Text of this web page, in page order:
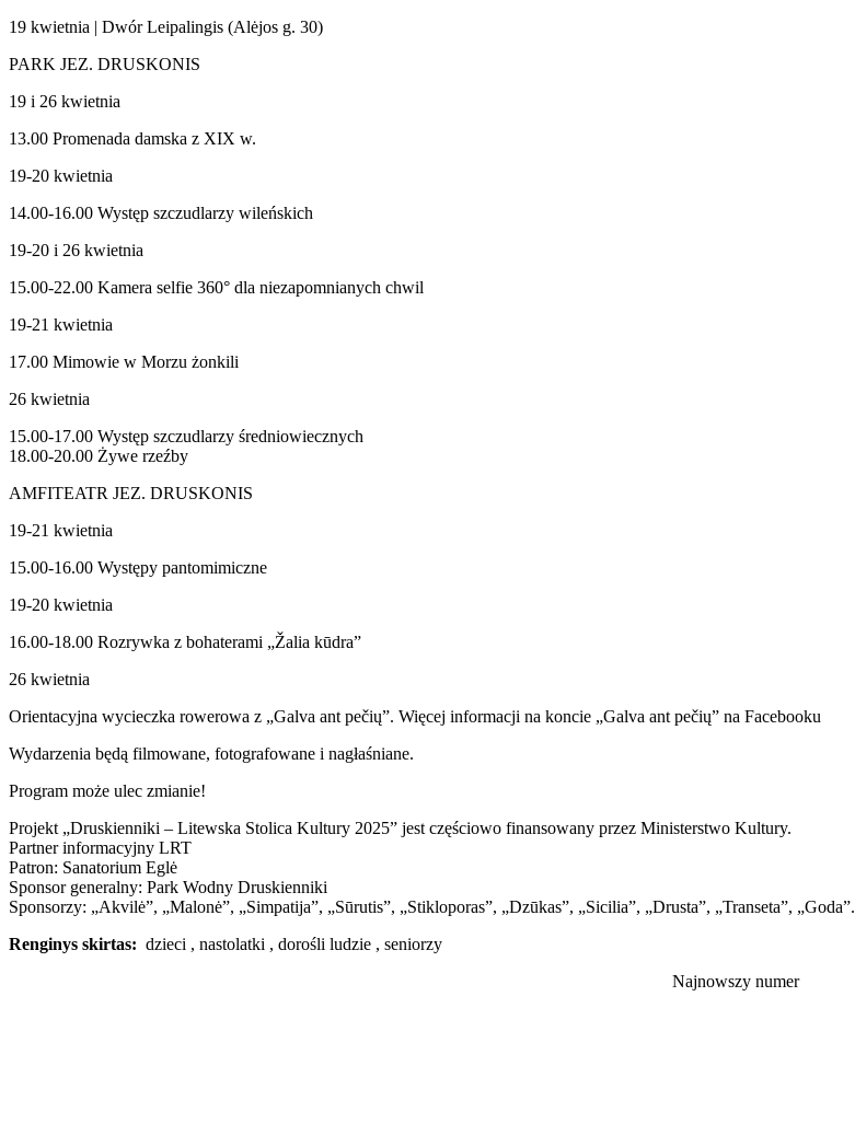
19 kwietnia | Dwór Leipalingis (Alėjos g. 30)
PARK JEZ. DRUSKONIS
19 i 26 kwietnia
13.00 Promenada damska z XIX w.
19-20 kwietnia
14.00-16.00 Występ szczudlarzy wileńskich
19-20 i 26 kwietnia
15.00-22.00 Kamera selfie 360° dla niezapomnianych chwil
19-21 kwietnia
17.00 Mimowie w Morzu żonkili
26 kwietnia
15.00-17.00 Występ szczudlarzy średniowiecznych
18.00-20.00 Żywe rzeźby
AMFITEATR JEZ. DRUSKONIS
19-21 kwietnia
15.00-16.00 Występy pantomimiczne
19-20 kwietnia
16.00-18.00 Rozrywka z bohaterami „Žalia kūdra”
26 kwietnia
Orientacyjna wycieczka rowerowa z „Galva ant pečių”. Więcej informacji na koncie „Galva ant pečių” na Facebooku
Wydarzenia będą filmowane, fotografowane i nagłaśniane.
Program może ulec zmianie!
Projekt „Druskienniki – Litewska Stolica Kultury 2025” jest częściowo finansowany przez Ministerstwo Kultury.
Partner informacyjny LRT
Patron: Sanatorium Eglė
Sponsor generalny: Park Wodny Druskienniki
Sponsorzy: „Akvilė”, „Malonė”, „Simpatija”, „Sūrutis”, „Stikloporas”, „Dzūkas”, „Sicilia”, „Drusta”, „Transeta”, „Goda”.
Renginys skirtas: dzieci , nastolatki , dorośli ludzie , seniorzy
Najnowszy numer